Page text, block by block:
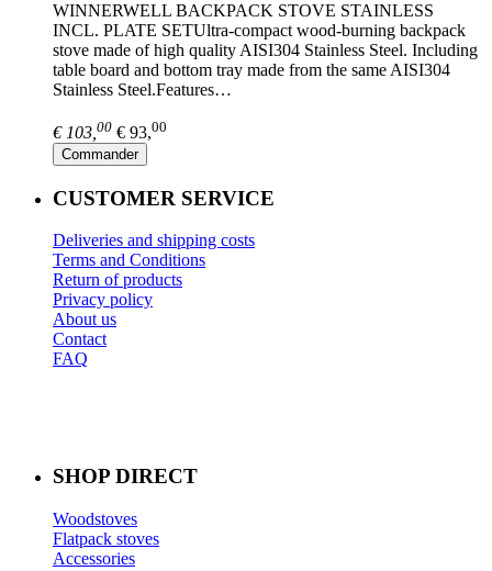
WINNERWELL BACKPACK STOVE STAINLESS
INCL. PLATE SETUltra-compact wood-burning backpack
stove made of high quality AISI304 Stainless Steel. Including
table board and bottom tray made from the same AISI304
Stainless Steel.Features…
€ 103, 00 € 93,00
Commander
CUSTOMER SERVICE
Deliveries and shipping costs
Terms and Conditions
Return of products
Privacy policy
About us
Contact
FAQ
SHOP DIRECT
Woodstoves
Flatpack stoves
Accessories